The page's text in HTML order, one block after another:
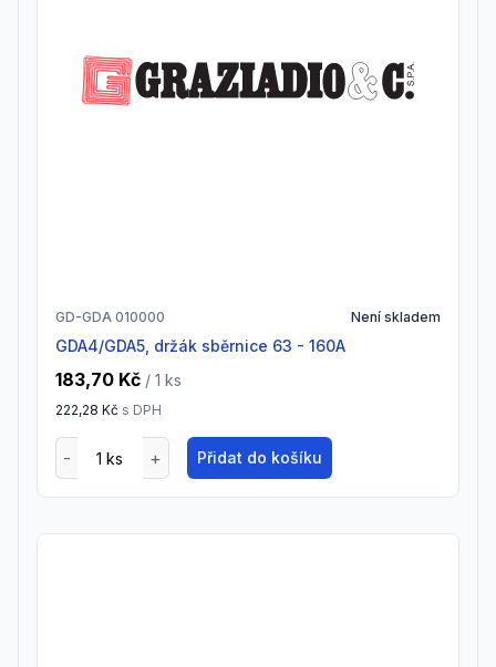
GD-GDA 010000 Není skladem
GDA4/GDA5, držák sběrnice 63 - 160A
183,70 Kč / 1 ks
222,28 Kč s DPH
Přidat do košíku